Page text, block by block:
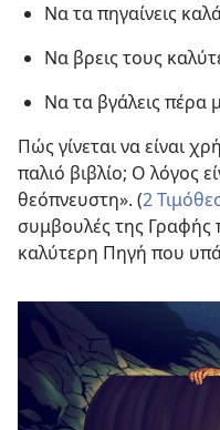
Να τα πηγαίνεις
Να βρεις τους
Να τα βγάλεις πέρα
Πώς γίνεται να είναι
παλιό βιβλίο; Ο λόγος
θεόπνευστη». (2
συμβουλές της Γραφής
καλύτερη Πηγή που